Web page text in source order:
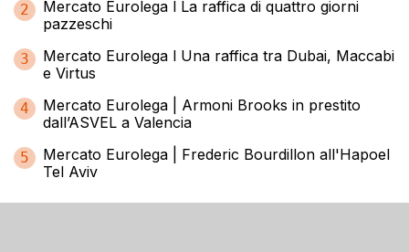
2
Mercato Eurolega l La raffica di quattro giorni
pazzeschi
3
Mercato Eurolega l Una raffica tra Dubai, Maccabi
e Virtus
4
Mercato Eurolega | Armoni Brooks in prestito
dall’ASVEL a Valencia
5
Mercato Eurolega | Frederic Bourdillon all'Hapoel
Tel Aviv